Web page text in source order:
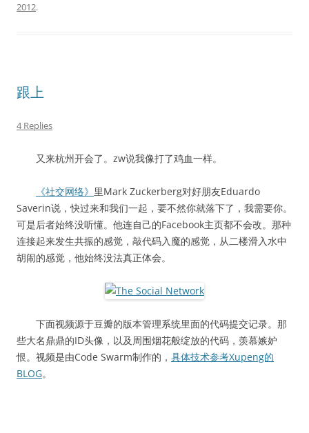
2012.
跟上
4 Replies
又来杭州开会了。zw说我像打了鸡血一样。
《社交网络》 里Mark Zuckerberg对好朋友Eduardo
Saverin说，快过来和我们一起，要不然你就落下了，我需要你。
可是后者始终没听懂。他连自己的Facebook主页都不会改。那种
连接起来发生共振的感觉，敲代码入魔的感觉，从二楼滑入水中
胡闹的感觉，他始终没法真正体会。
下面视频源于豆瓣的版本管理系统里面的代码提交记录。那
些大名鼎鼎的ID头像，以及周围烟花般绽放的代码，羡慕嫉妒
恨。视频是由Code Swarm制作的， 具体技术参考Xupeng的
BLOG。